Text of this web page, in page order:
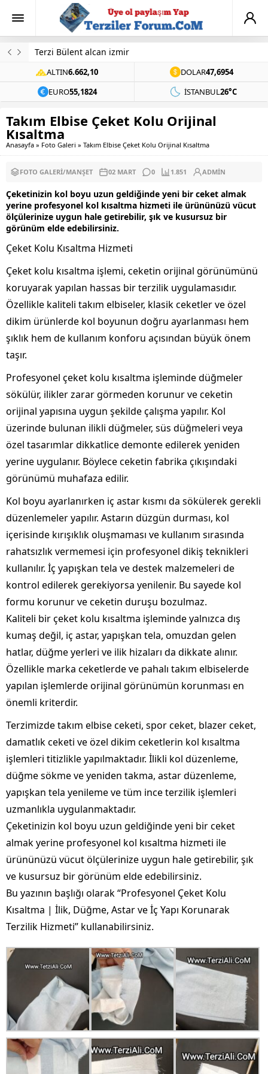
Terzi Bülent alcan izmir
ALTIN6.662,10 DOLAR47,6954
EURO55,1824 İSTANBUL26°C
Takım Elbise Çeket Kolu Orijinal
Kısaltma
Anasayfa » Foto Galeri » Takım Elbise Çeket Kolu Orijinal Kısaltma
FOTO GALERI/MANŞET 02 MART 0 1.851 ADMIN
Çeketinizin kol boyu uzun geldiğinde yeni bir ceket almak
yerine profesyonel kol kısaltma hizmeti ile ürününüzü vücut
ölçülerinize uygun hale getirebilir, şık ve kusursuz bir
görünüm elde edebilirsiniz.
Çeket Kolu Kısaltma Hizmeti
Çeket kolu kısaltma işlemi, ceketin orijinal görünümünü
koruyarak yapılan hassas bir terzilik uygulamasıdır.
Özellikle kaliteli takım elbiseler, klasik ceketler ve özel
dikim ürünlerde kol boyunun doğru ayarlanması hem
şıklık hem de kullanım konforu açısından büyük önem
taşır.
Profesyonel çeket kolu kısaltma işleminde düğmeler
sökülür, ilikler zarar görmeden korunur ve ceketin
orijinal yapısına uygun şekilde çalışma yapılır. Kol
üzerinde bulunan ilikli düğmeler, süs düğmeleri veya
özel tasarımlar dikkatlice demonte edilerek yeniden
yerine uygulanır. Böylece ceketin fabrika çıkışındaki
görünümü muhafaza edilir.
Kol boyu ayarlanırken iç astar kısmı da sökülerek gerekli
düzenlemeler yapılır. Astarın düzgün durması, kol
içerisinde kırışıklık oluşmaması ve kullanım sırasında
rahatsızlık vermemesi için profesyonel dikiş teknikleri
kullanılır. İç yapışkan tela ve destek malzemeleri de
kontrol edilerek gerekiyorsa yenilenir. Bu sayede kol
formu korunur ve ceketin duruşu bozulmaz.
Kaliteli bir çeket kolu kısaltma işleminde yalnızca dış
kumaş değil, iç astar, yapışkan tela, omuzdan gelen
hatlar, düğme yerleri ve ilik hizaları da dikkate alınır.
Özellikle marka ceketlerde ve pahalı takım elbiselerde
yapılan işlemlerde orijinal görünümün korunması en
önemli kriterdir.
Terzimizde takım elbise ceketi, spor ceket, blazer ceket,
damatlık ceketi ve özel dikim ceketlerin kol kısaltma
işlemleri titizlikle yapılmaktadır. İlikli kol düzenleme,
düğme sökme ve yeniden takma, astar düzenleme,
yapışkan tela yenileme ve tüm ince terzilik işlemleri
uzmanlıkla uygulanmaktadır.
Çeketinizin kol boyu uzun geldiğinde yeni bir ceket
almak yerine profesyonel kol kısaltma hizmeti ile
ürününüzü vücut ölçülerinize uygun hale getirebilir, şık
ve kusursuz bir görünüm elde edebilirsiniz.
Bu yazının başlığı olarak “Profesyonel Çeket Kolu
Kısaltma | İlik, Düğme, Astar ve İç Yapı Korunarak
Terzilik Hizmeti” kullanabilirsiniz.